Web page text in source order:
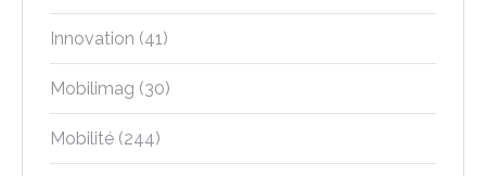
Innovation (41)
Mobilimag (30)
Mobilité (244)